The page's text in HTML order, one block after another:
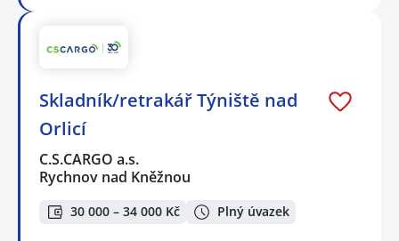
Skladník/retrakář Týniště nad
Orlicí
C.S.CARGO a.s.
Rychnov nad Kněžnou
30 000 – 34 000 Kč Plný úvazek